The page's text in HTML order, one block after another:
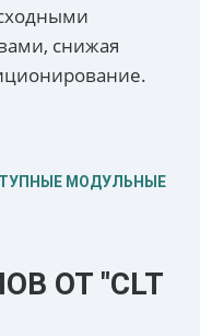
снижая
МОДУЛЬНЫЕ
ОТ "CLT